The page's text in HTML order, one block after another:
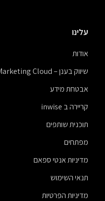
עלינו
אודות
שיווק בענן – Marketing Cloud
אבטחת מידע
קריירה ב inwise
תוכנית שותפים
מפתחים
מדיניות אנטי ספאם
תנאי השימוש
מדיניות הפרטיות